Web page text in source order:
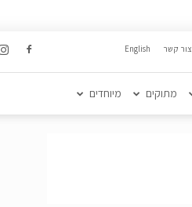
צור קשר English
מתוקים מיוחדים